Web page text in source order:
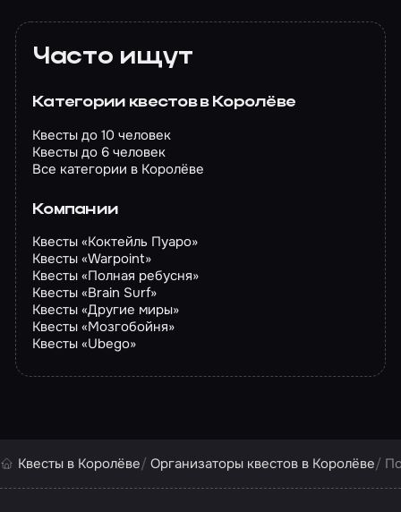
Часто ищут
Категории квестов в Королёве
Квесты до 10 человек
Квесты до 6 человек
Все категории в Королёве
Компании
Квесты «Коктейль Пуаро»
Квесты «Warpoint»
Квесты «Полная ребусня»
Квесты «Brain Surf»
Квесты «Другие миры»
Квесты «Мозгобойня»
Квесты «Ubego»
Квесты в Королёве Организаторы квестов в Королёве